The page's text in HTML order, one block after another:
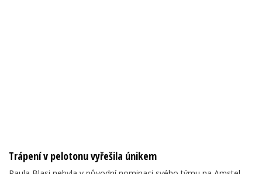
Trápení v pelotonu vyřešila únikem